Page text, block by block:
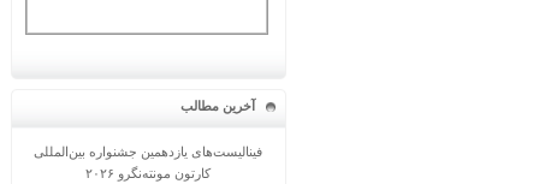
آخرین مطالب
فینالیست‌های یازدهمین جشنواره بین‌المللی
کارتون مونته‌نگرو ۲۰۲۶